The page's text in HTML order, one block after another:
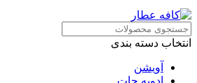
انتخاب دسته بندی
آویشن
ادویه جات